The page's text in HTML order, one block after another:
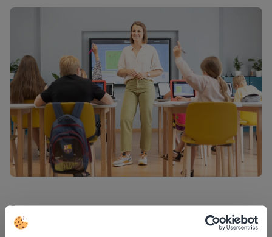
Stap voor stap
Gynzy is een verlengde van de leerkracht. Er is geen